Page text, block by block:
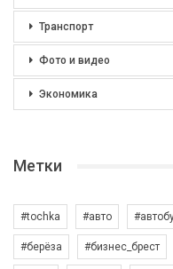
Транспорт
Фото и видео
Экономика
Метки
#tochka #авто
#берёза #бизнес_брест